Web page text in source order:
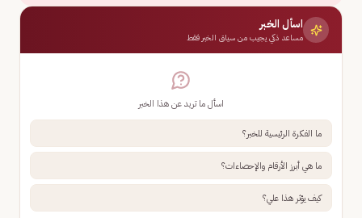
اسأل الخبر
مساعد ذكي يجيب من سياق الخبر فقط
اسأل ما تريد عن هذا الخبر
ما الفكرة الرئيسية للخبر؟
ما هي أبرز الأرقام والإحصاءات؟
كيف يؤثر هذا علي؟